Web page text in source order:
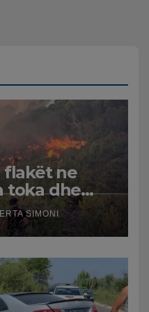
flakët ne
toka dhe
SIMONI